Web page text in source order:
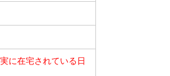
に在宅されている日